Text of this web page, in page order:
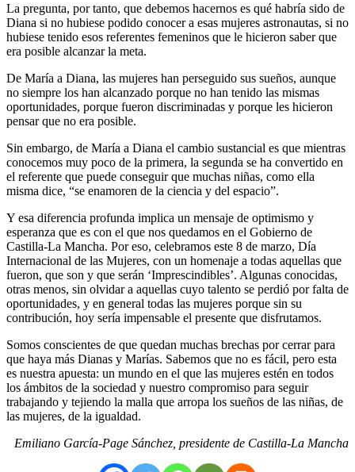
La pregunta, por tanto, que debemos hacernos es qué habría sido de
Diana si no hubiese podido conocer a esas mujeres astronautas, si no
hubiese tenido esos referentes femeninos que le hicieron saber que
era posible alcanzar la meta.
De María a Diana, las mujeres han perseguido sus sueños, aunque
no siempre los han alcanzado porque no han tenido las mismas
oportunidades, porque fueron discriminadas y porque les hicieron
pensar que no era posible.
Sin embargo, de María a Diana el cambio sustancial es que mientras
conocemos muy poco de la primera, la segunda se ha convertido en
el referente que puede conseguir que muchas niñas, como ella
misma dice, “se enamoren de la ciencia y del espacio”.
Y esa diferencia profunda implica un mensaje de optimismo y
esperanza que es con el que nos quedamos en el Gobierno de
Castilla-La Mancha. Por eso, celebramos este 8 de marzo, Día
Internacional de las Mujeres, con un homenaje a todas aquellas que
fueron, que son y que serán ‘Imprescindibles’. Algunas conocidas,
otras menos, sin olvidar a aquellas cuyo talento se perdió por falta de
oportunidades, y en general todas las mujeres porque sin su
contribución, hoy sería impensable el presente que disfrutamos.
Somos conscientes de que quedan muchas brechas por cerrar para
que haya más Dianas y Marías. Sabemos que no es fácil, pero esta
es nuestra apuesta: un mundo en el que las mujeres estén en todos
los ámbitos de la sociedad y nuestro compromiso para seguir
trabajando y tejiendo la malla que arropa los sueños de las niñas, de
las mujeres, de la igualdad.
Emiliano García-Page Sánchez, presidente de Castilla-La Mancha